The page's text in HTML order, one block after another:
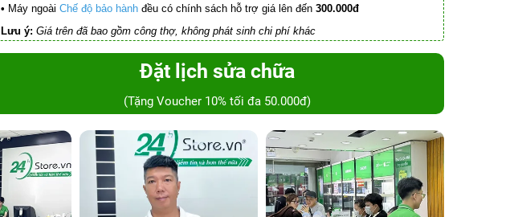
• Máy ngoài Chế độ bảo hành đều có chính sách hỗ trợ giá lên đến 300.000đ
Lưu ý: Giá trên đã bao gồm công thợ, không phát sinh chi phí khác
Đặt lịch sửa chữa
(Tặng Voucher 10% tối đa 50.000đ)